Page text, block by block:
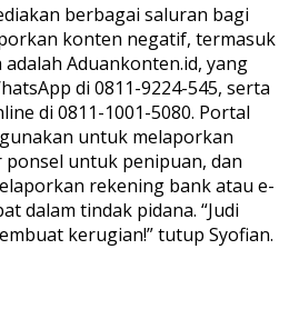
berbagai saluran bagi
konten negatif, termasuk
Aduankonten.id, yang
di 0811-9224-545, serta
di 0811-1001-5080. Portal
untuk melaporkan
untuk penipuan, dan
rekening bank atau e-
dalam tindak pidana. “Judi
kerugian!” tutup Syofian.